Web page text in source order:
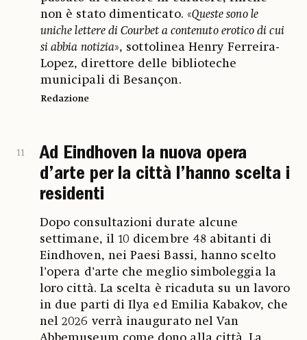
non è stato dimenticato. «Queste sono le
uniche lettere di Courbet a contenuto erotico di cui
si abbia notizia», sottolinea Henry Ferreira-
Lopez, direttore delle biblioteche
municipali di Besançon.
Redazione
11
Ad Eindhoven la nuova opera
d’arte per la città l’hanno scelta i
residenti
Dopo consultazioni durate alcune
settimane, il 10 dicembre 48 abitanti di
Eindhoven, nei Paesi Bassi, hanno scelto
l’opera d’arte che meglio simboleggia la
loro città. La scelta è ricaduta su un lavoro
in due parti di Ilya ed Emilia Kabakov, che
nel 2026 verrà inaugurato nel Van